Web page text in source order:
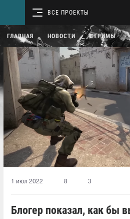
ВСЕ ПРОЕКТЫ
ГЛАВНАЯ НОВОСТИ СТРИМЫ
1 июл 2022 8 3
Блогер показал, как бы